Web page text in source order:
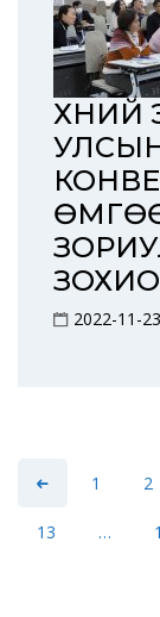
2022-11-23
1 2
13 …